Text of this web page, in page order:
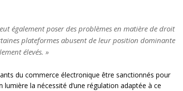
également poser des problèmes en matière de droit
plateformes abusent de leur position dominante
élevés. »
du commerce électronique être sanctionnés pour
la nécessité d’une régulation adaptée à ce